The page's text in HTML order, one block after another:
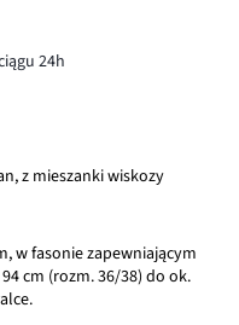
24h
z mieszanki wiskozy
w fasonie zapewniającym
cm (rozm. 36/38) do ok.